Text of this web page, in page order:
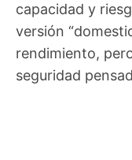
capacidad y
versión
rendimiento,
seguridad